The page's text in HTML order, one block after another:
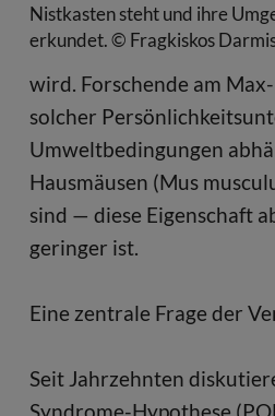
Nistkasten steht und ihre
erkundet. © Fragkiskos
wird. Forschende am
solcher
Umweltbedingungen
Hausmäusen (Mus
sind — diese Eigenschaft
geringer ist.
Eine zentrale Frage der
Seit Jahrzehnten